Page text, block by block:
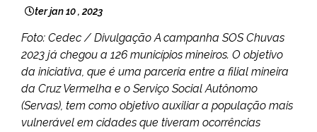
ter jan 10 , 2023
Foto: Cedec / Divulgação A campanha SOS Chuvas
2023 já chegou a 126 municípios mineiros. O objetivo
da iniciativa, que é uma parceria entre a filial mineira
da Cruz Vermelha e o Serviço Social Autônomo
(Servas), tem como objetivo auxiliar a população mais
vulnerável em cidades que tiveram ocorrências